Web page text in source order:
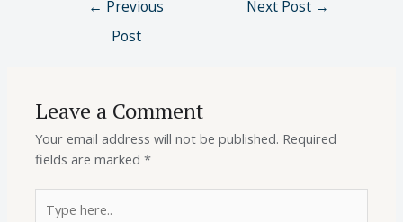
← Previous
Post
Next Post →
Leave a Comment
Your email address will not be published. Required
fields are marked*